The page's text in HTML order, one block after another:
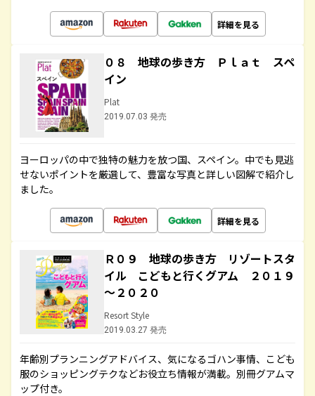
詳細を見る
０８ 地球の歩き方 Ｐｌａｔ スペ
イン
Plat
2019.07.03 発売
ヨーロッパの中で独特の魅力を放つ国、スペイン。中でも見逃
せないポイントを厳選して、豊富な写真と詳しい図解で紹介し
ました。
詳細を見る
Ｒ０９ 地球の歩き方 リゾートスタ
イル こどもと行くグアム ２０１９
～２０２０
Resort Style
2019.03.27 発売
年齢別プランニングアドバイス、気になるゴハン事情、こども
服のショッピングテクなどお役立ち情報が満載。別冊グアムマ
ップ付き。